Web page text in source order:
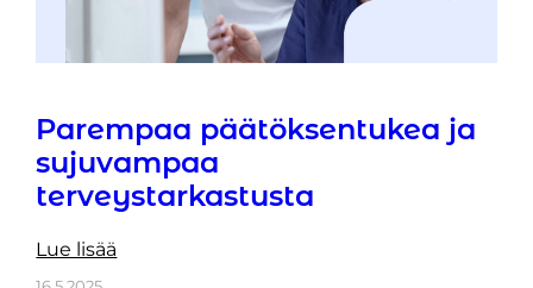
Parempaa päätöksentukea ja
sujuvampaa
terveystarkastusta
Lue lisää